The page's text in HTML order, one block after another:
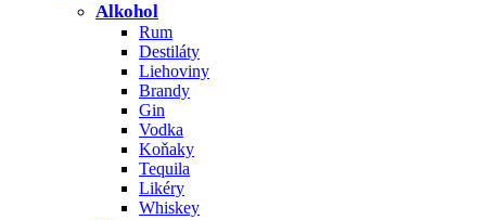
Alkohol
Rum
Destiláty
Liehoviny
Brandy
Gin
Vodka
Koňaky
Tequila
Likéry
Whiskey